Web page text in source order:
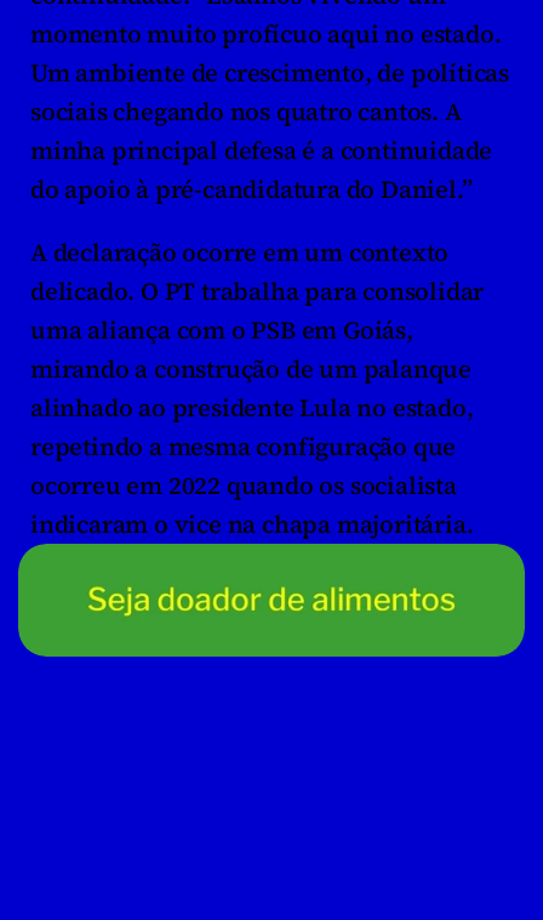
momento muito profícuo aqui no estado.
Um ambiente de crescimento, de políticas
sociais chegando nos quatro cantos. A
minha principal defesa é a continuidade
do apoio à pré-candidatura do Daniel.”
A declaração ocorre em um contexto
delicado. O PT trabalha para consolidar
uma aliança com o PSB em Goiás,
mirando a construção de um palanque
alinhado ao presidente Lula no estado,
repetindo a mesma configuração que
ocorreu em 2022 quando os socialista
indicaram o vice na chapa majoritária.